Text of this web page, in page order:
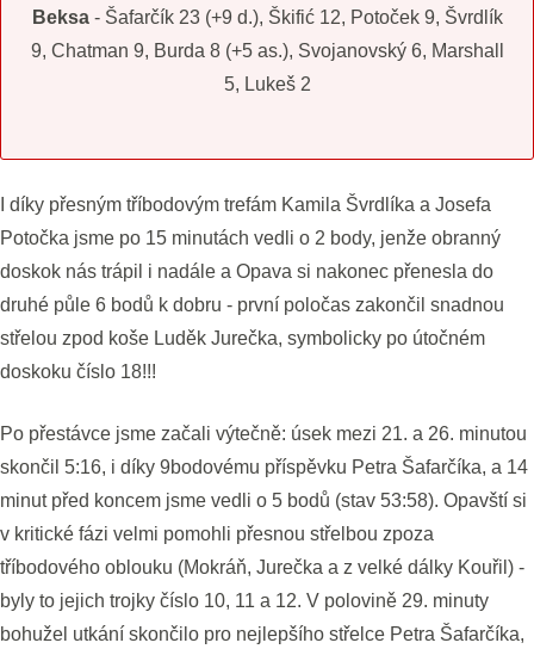
Beksa- Šafarčík 23 (+9 d.), Škifić 12, Potoček 9, Švrdlík
9, Chatman 9, Burda 8 (+5 as.), Svojanovský 6, Marshall
5, Lukeš 2
I díky přesným tříbodovým trefám Kamila Švrdlíka a Josefa
Potočka jsme po 15 minutách vedli o 2 body, jenže obranný
doskok nás trápil i nadále a Opava si nakonec přenesla do
druhé půle 6 bodů k dobru - první poločas zakončil snadnou
střelou zpod koše Luděk Jurečka, symbolicky po útočném
doskoku číslo 18!!!
Po přestávce jsme začali výtečně: úsek mezi 21. a 26. minutou
skončil 5:16, i díky 9bodovému příspěvku Petra Šafarčíka, a 14
minut před koncem jsme vedli o 5 bodů (stav 53:58). Opavští si
v kritické fázi velmi pomohli přesnou střelbou zpoza
tříbodového oblouku (Mokráň, Jurečka a z velké dálky Kouřil) -
byly to jejich trojky číslo 10, 11 a 12. V polovině 29. minuty
bohužel utkání skončilo pro nejlepšího střelce Petra Šafarčíka,